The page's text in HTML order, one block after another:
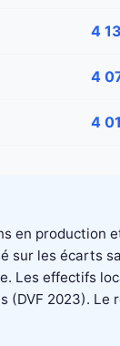
4
4
4
en production
sur les écarts
Les effectifs
2023).